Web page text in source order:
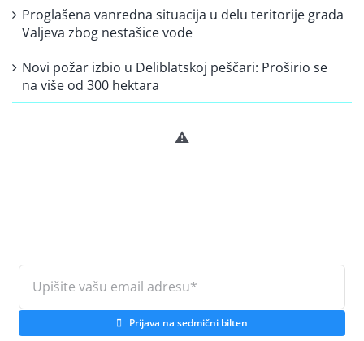
Proglašena vanredna situacija u delu teritorije grada
Valjeva zbog nestašice vode
Novi požar izbio u Deliblatskoj peščari: Proširio se
na više od 300 hektara
Prijava na sedmični bilten